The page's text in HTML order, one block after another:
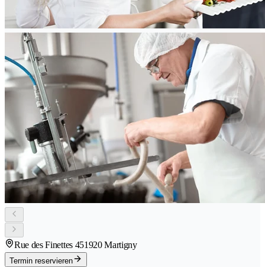
Rue des Finettes 451920 Martigny
Termin reservieren